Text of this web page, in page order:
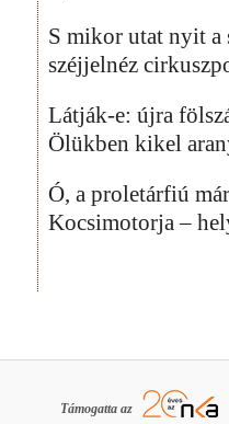
S mikor utat nyit a
széjjelnéz
Látják-e: újra
Ölükben kikel
Ó, a proletárfiú
Kocsimotorja –
Támogatta az